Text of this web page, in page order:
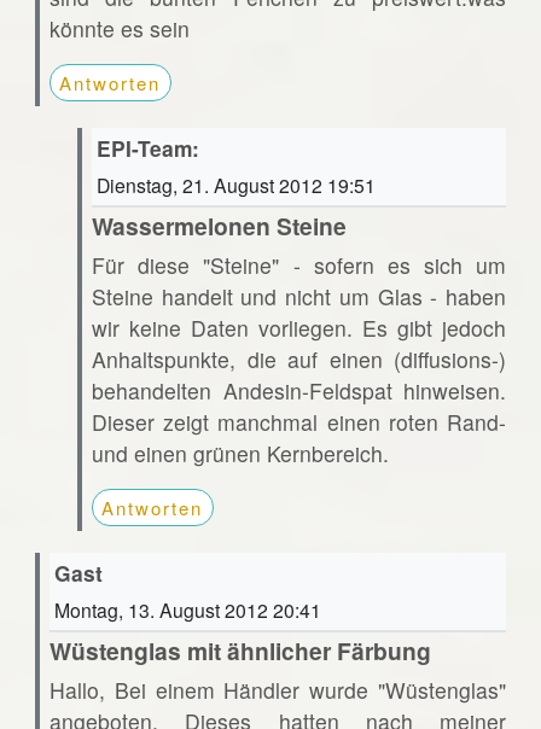
könnte es sein
Antworten
EPI-Team:
Dienstag, 21. August 2012 19:51
Wassermelonen Steine
Für diese "Steine" - sofern es sich um
Steine handelt und nicht um Glas - haben
wir keine Daten vorliegen. Es gibt jedoch
Anhaltspunkte, die auf einen (diffusions-)
behandelten Andesin-Feldspat hinweisen.
Dieser zeigt manchmal einen roten Rand-
und einen grünen Kernbereich.
Antworten
Gast
Montag, 13. August 2012 20:41
Wüstenglas mit ähnlicher Färbung
Hallo, Bei einem Händler wurde "Wüstenglas"
angeboten. Dieses hatten nach meiner